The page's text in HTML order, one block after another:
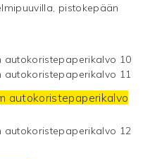
pistokepään
autokoristepaperikalvo